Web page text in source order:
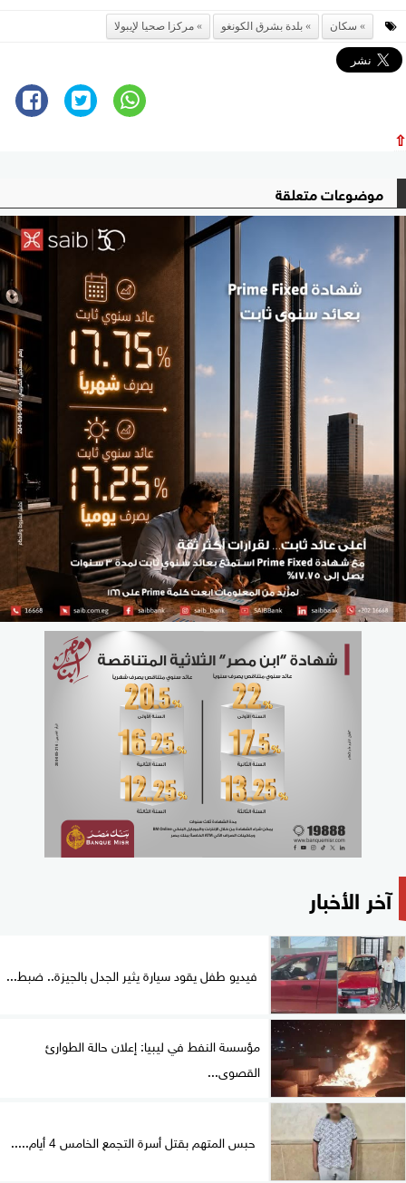
سكان بلدة بشرق الكونغو مركزا صحيا لإيبولا
⇧
موضوعات متعلقة
آخر الأخبار
فيديو طفل يقود سيارة يثير الجدل بالجيزة.. ضبط...
مؤسسة النفط في ليبيا: إعلان حالة الطوارئ
القصوى...
حبس المتهم بقتل أسرة التجمع الخامس 4 أيام.....